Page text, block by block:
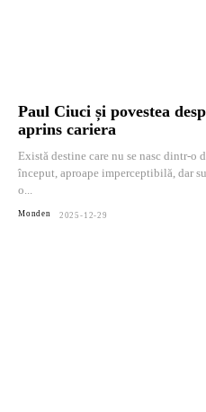
Paul Ciuci și povestea
aprins cariera
Există destine care nu se nasc dintr-o
început, aproape imperceptibilă, dar
o...
Monden 2025-12-29